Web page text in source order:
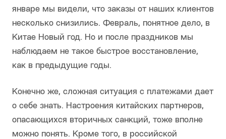
январе мы видели, что заказы от наших клиентов
несколько снизились. Февраль, понятное дело, в
Китае Новый год. Но и после праздников мы
наблюдаем не такое быстрое восстановление,
как в предыдущие годы.
Конечно же, сложная ситуация с платежами дает
о себе знать. Настроения китайских партнеров,
опасающихся вторичных санкций, тоже вполне
можно понять. Кроме того, в российской